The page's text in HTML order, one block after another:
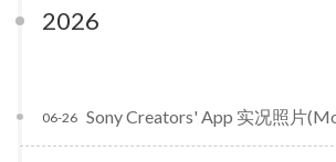
2026
Sony Creators' App 实况照片
06-26